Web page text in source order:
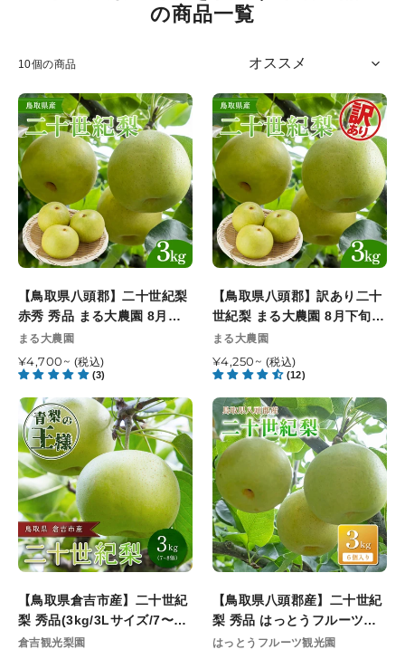
シ
ン
:
の商品一覧
10個の商品
【鳥
取
県
八
頭
郡】
二
十
世
梨
赤
秀
秀
品
ま
る
大
農
園
8
月
下
旬
降
順
次
【鳥取県八頭郡】二十世紀梨
赤秀 秀品 まる大農園 8月下
旬以降順次発送
販
売
元
まる大農園
通
常
価
格
¥4,700~ (税込)
(3)
【鳥
取
県
八
頭
郡】
訳
あ
り
十
世
紀
梨
ま
る
大
農
園
8
月
下
旬
以
順
次
発
【鳥取県八頭郡】訳あり二十
世紀梨 まる大農園 8月下旬以
降順次発送
販
売
元
まる大農園
通
常
価
格
¥4,250~ (税込)
(12)
【鳥
取
県
倉
吉
市
産】
二
十
紀
梨
秀
【鳥取県倉吉市産】二十世紀
梨 秀品(3kg/3Lサイズ/7〜8
個) 倉吉観光梨園 9月中旬以
販
倉吉観光梨園
【鳥
取
県
八
頭
郡
産】
二
十
紀
梨
秀
【鳥取県八頭郡産】二十世紀
梨 秀品 はっとうフルーツ観
光園 9月中旬頃順次発送開始
販
はっとうフルーツ観光園